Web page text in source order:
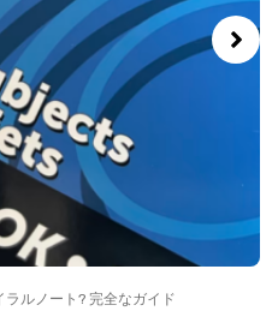
ルノート? 完全なガイド